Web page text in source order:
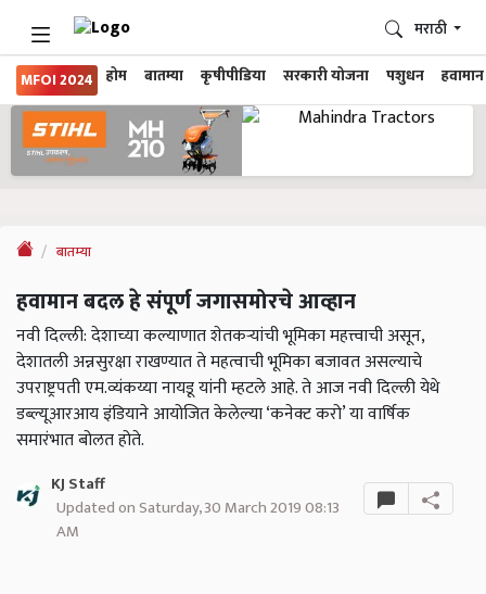
MFOI 2024 होम बातम्या कृषीपीडिया सरकारी योजना पशुधन हवामान
मराठी
बातम्या
हवामान बदल हे संपूर्ण जगासमोरचे आव्हान
नवी दिल्ली: देशाच्या कल्याणात शेतकऱ्यांची भूमिका महत्त्वाची असून,
देशातली अन्नसुरक्षा राखण्यात ते महत्वाची भूमिका बजावत असल्याचे
उपराष्ट्रपती एम.व्यंकय्या नायडू यांनी म्हटले आहे. ते आज नवी दिल्ली येथे
डब्ल्यूआरआय इंडियाने आयोजित केलेल्या ‘कनेक्ट करो’ या वार्षिक
समारंभात बोलत होते.
KJ Staff
Updated on Saturday, 30 March 2019 08:13
AM